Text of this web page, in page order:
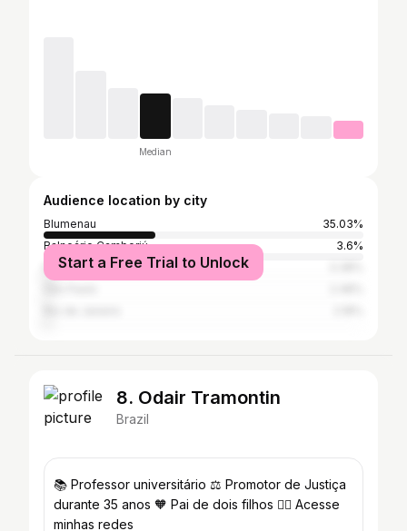
Median
Audience location by city
Blumenau
35.03%
Balneário Camboriú
3.6%
ItajaíStart a Free Trial to Unlock
8. Odair Tramontin
Brazil
📚 Professor universitário ⚖️ Promotor de Justiça
durante 35 anos 🧡 Pai de dois filhos 👇🏼 Acesse
minhas redes